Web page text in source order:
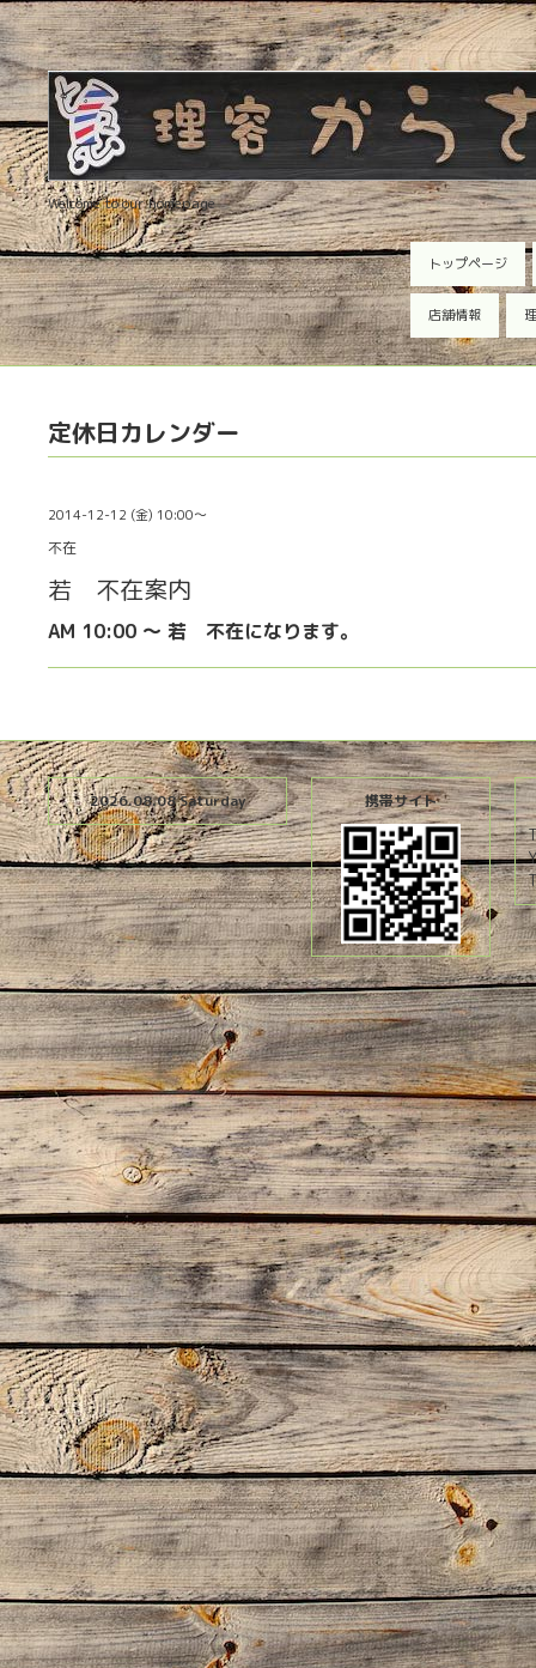
Welcome to our homepage
トップページ
店舗情報
定休日カレンダー
2014-12-12 (金) 10:00～
不在
若 不在案内
AM 10:00 〜 若 不在になります。
2026.08.08 Saturday 携帯サイト